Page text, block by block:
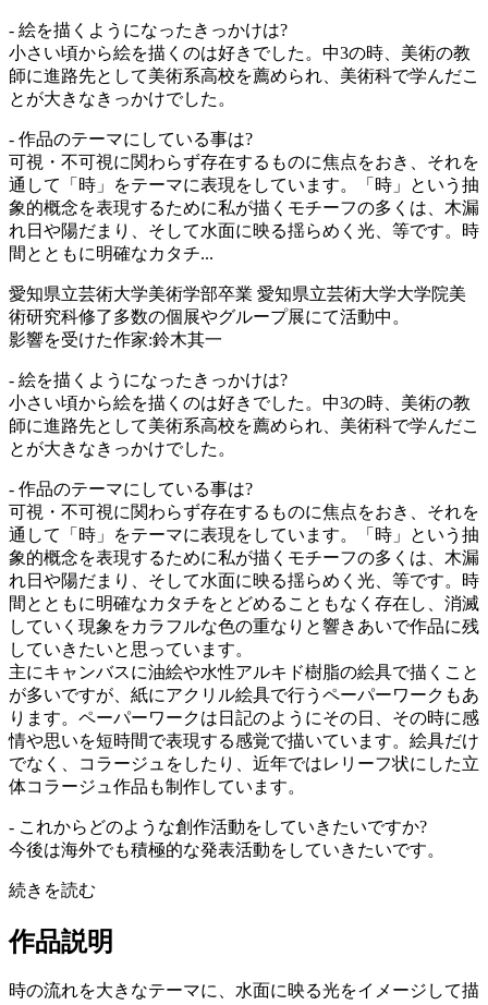
- 絵を描くようになったきっかけは?
小さい頃から絵を描くのは好きでした。中3の時、美術の教
師に進路先として美術系高校を薦められ、美術科で学んだこ
とが大きなきっかけでした。
- 作品のテーマにしている事は?
可視・不可視に関わらず存在するものに焦点をおき、それを
通して「時」をテーマに表現をしています。「時」という抽
象的概念を表現するために私が描くモチーフの多くは、木漏
れ日や陽だまり、そして水面に映る揺らめく光、等です。時
間とともに明確なカタチ...
愛知県立芸術大学美術学部卒業 愛知県立芸術大学大学院美
術研究科修了多数の個展やグループ展にて活動中。
影響を受けた作家:鈴木其一
- 絵を描くようになったきっかけは?
小さい頃から絵を描くのは好きでした。中3の時、美術の教
師に進路先として美術系高校を薦められ、美術科で学んだこ
とが大きなきっかけでした。
- 作品のテーマにしている事は?
可視・不可視に関わらず存在するものに焦点をおき、それを
通して「時」をテーマに表現をしています。「時」という抽
象的概念を表現するために私が描くモチーフの多くは、木漏
れ日や陽だまり、そして水面に映る揺らめく光、等です。時
間とともに明確なカタチをとどめることもなく存在し、消滅
していく現象をカラフルな色の重なりと響きあいで作品に残
していきたいと思っています。
主にキャンバスに油絵や水性アルキド樹脂の絵具で描くこと
が多いですが、紙にアクリル絵具で行うペーパーワークもあ
ります。ペーパーワークは日記のようにその日、その時に感
情や思いを短時間で表現する感覚で描いています。絵具だけ
でなく、コラージュをしたり、近年ではレリーフ状にした立
体コラージュ作品も制作しています。
- これからどのような創作活動をしていきたいですか?
今後は海外でも積極的な発表活動をしていきたいです。
続きを読む
作品説明
時の流れを大きなテーマに、水面に映る光をイメージして描